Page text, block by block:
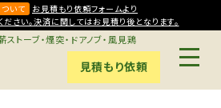
いて
お見積もり依頼フォームより
さい。決済に関してはお見積り後となります。
ストーブ・煙突・ドアノブ・風見鶏
見積もり依頼